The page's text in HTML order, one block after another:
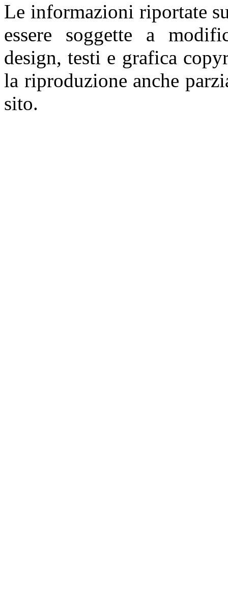
Le informazioni riportate
essere soggette a
design, testi e grafica
la riproduzione anche
sito.